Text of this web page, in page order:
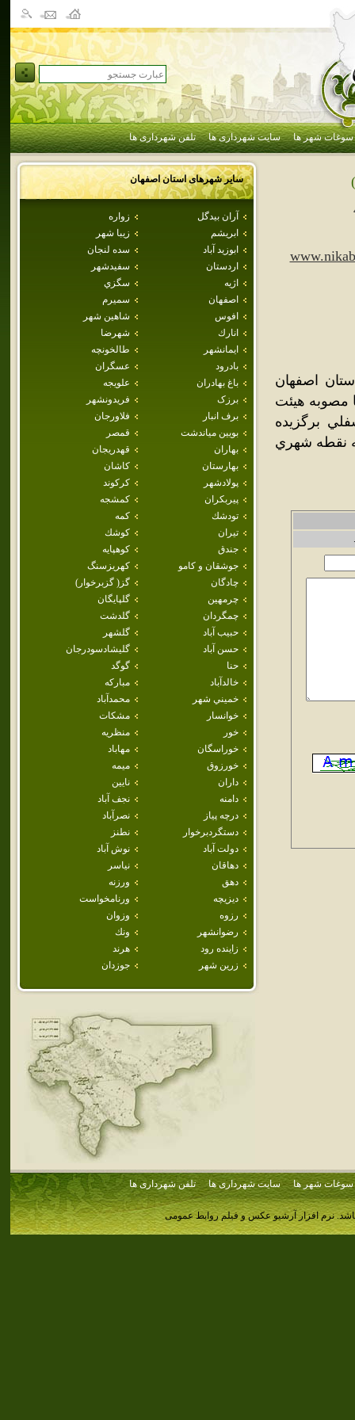
سوغات شهر ها سایت شهرداری ها تلفن شهرداری ها
سایر شهرهای استاناصفهان
آران بيدگل
زواره
ابريشم
زيبا شهر
ابوزيد آباد
سده لنجان
اردستان
سفيدشهر
اژيه
سگزي
اصفهان
سميرم
افوس
شاهين شهر
انارك
شهرضا
ايمانشهر
طالخونچه
بادرود
عسگران
باغ بهادران
علويجه
برزک
فريدونشهر
برف انبار
فلاورجان
بويين مياندشت
قمصر
بهاران
قهدريجان
بهارستان
كاشان
پولادشهر
كركوند
پيربكران
كمشجه
تودشك
كمه
تيران
كوشك
جندق
كوهپايه
جوشقان و كامو
كهريزسنگ
چادگان
گز( گزبرخوار)
چرمهين
گلپايگان
چمگردان
گلدشت
حبيب آباد
گلشهر
حسن آباد
گليشادسودرجان
حنا
گوگد
خالدآباد
مباركه
خميني شهر
محمدآباد
خوانسار
مشكات
خور
منظريه
خوراسگان
مهاباد
خورزوق
ميمه
داران
نايين
دامنه
نجف آباد
درچه پياز
نصرآباد
دستگردبرخوار
نطنز
دولت آباد
نوش آباد
دهاقان
نياسر
دهق
ورزنه
ديزيچه
ورنامخواست
رزوه
وزوان
رضوانشهر
ونك
زاينده رود
هرند
زرين شهر
جوزدان
اصفهان
با مصوبه هيئت
برگزيده
به نقطه شهري
سوغات شهر ها سایت شهرداری ها تلفن شهرداری ها
نرم افزار آرشیو عکس و فیلم روابط عمومی